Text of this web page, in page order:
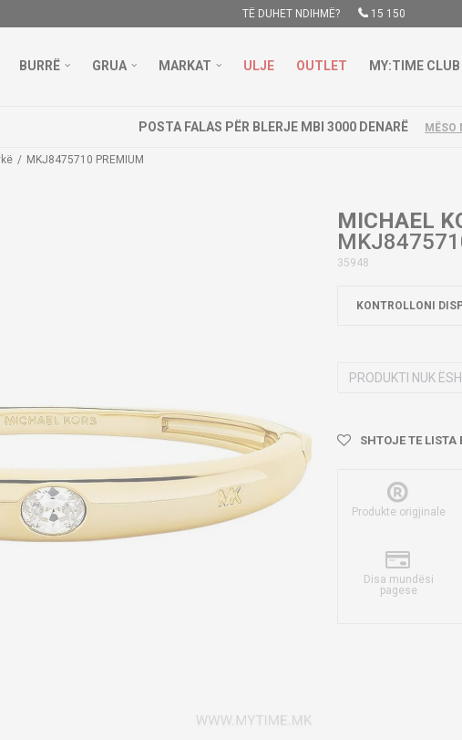
TË DUHET NDIHMË? 15 150
BURRË GRUA MARKAT ULJE OUTLET MY:TIME CLUB
POSTA FALAS PËR BLERJE MBI 3000 DENARË MËSO
MKJ8475710 PREMIUM
MICHAEL
35948
KONTROLLONI
PRODUKTI NUK
SHTOJE TE LISTA
Produkte origjinale
Disa mundësi
pagese